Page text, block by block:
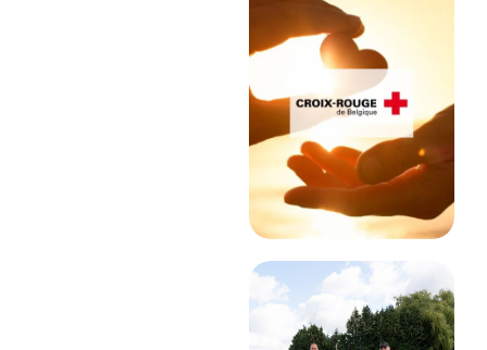
Rédaction
web pour une
nouvelle
plateforme
d’engagement
citoyenne
Lire l'article
EDUCATION &
FORMATION
Stratégie de